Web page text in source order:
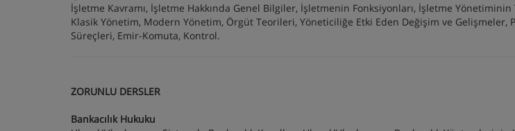
İşletme Kavramı, İşletme Hakkında Genel Bilgiler, İşletmenin Fonksiyonları, İşletme
Klasik Yönetim, Modern Yönetim, Örgüt Teorileri, Yöneticiliğe Etki Eden Değişim ve Gelişmeler,
Süreçleri, Emir-Komuta, Kontrol.
ZORUNLU DERSLER
Bankacılık Hukuku